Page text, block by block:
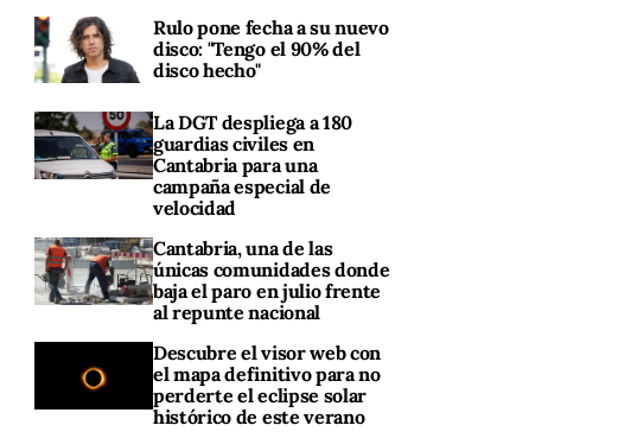
Rulo pone fecha a su nuevo
disco: "Tengo el 90% del
disco hecho"
La DGT despliega a 180
guardias civiles en
Cantabria para una
campaña especial de
velocidad
Cantabria, una de las
únicas comunidades donde
baja el paro en julio frente
al repunte nacional
Descubre el visor web con
el mapa definitivo para no
perderte el eclipse solar
histórico de este verano